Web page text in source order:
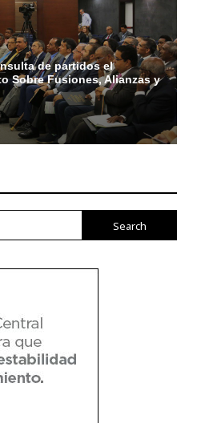
de partidos el
Sobre Fusiones, Alianzas y
Search